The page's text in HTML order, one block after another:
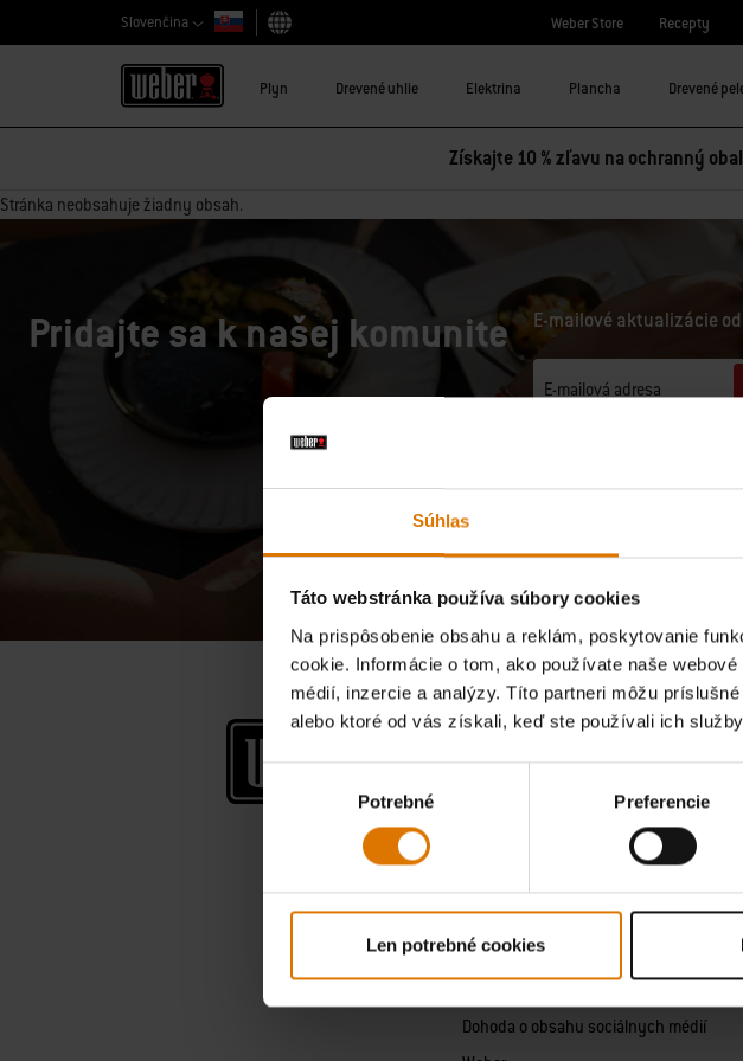
Súhlas
Táto webstránka používa súbory cookies
Na prispôsobenie obsahu a reklám, poskytovanie
cookie. Informácie o tom, ako používate naše
médií, inzercie a analýzy. Títo partneri môžu
alebo ktoré od vás získali, keď ste používali ich
súhlasu
Potrebné Preferencie
Len potrebné cookies
Slovenčina
Vybrať krajinu
Weber Store Recepty
Plyn Drevené uhlie Elektrina Plancha Drevené
Získajte 10 % zľavu na ochranný
Stránka neobsahuje žiadny obsah.
Pridajte sa k našej komunite E-mailové aktualizácie
E-mailová adresa
Zaregistrujte ma na odber e-
obsah Weber, ako sú recepty,
pri registrácii, a na analýzu
údajov.
Táto stránka je chránená pomocou
Spoločnosť
O firme Weber
Zásady ochrany osobných údajov
Aplikácia Weber Connect
Právne upozornenia
Dohoda o obsahu sociálnych médií